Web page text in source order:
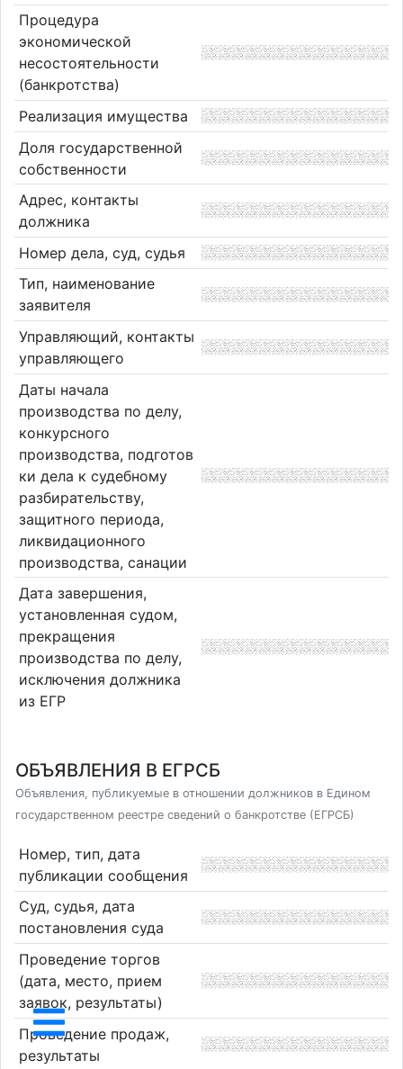
Процедура
экономической
несостоятельности
(банкротства)
Реализация имущества
Доля государственной
собственности
Адрес, контакты
должника
Номер дела, суд, судья
Тип, наименование
заявителя
Управляющий, контакты
управляющего
Даты начала
производства по делу,
конкурсного
производства, подготов
ки дела к судебному
разбирательству,
защитного периода,
ликвидационного
производства, санации
Дата завершения,
установленная судом,
прекращения
производства по делу,
исключения должника
из ЕГР
ОБЪЯВЛЕНИЯ В ЕГРСБ
Объявления, публикуемые в отношении должников в Едином
государственном реестре сведений о банкротстве (ЕГРСБ)
Номер, тип, дата
публикации сообщения
Суд, судья, дата
постановления суда
Проведение торгов
(дата, место, прием
заявок, результаты)
Проведение продаж,
результаты